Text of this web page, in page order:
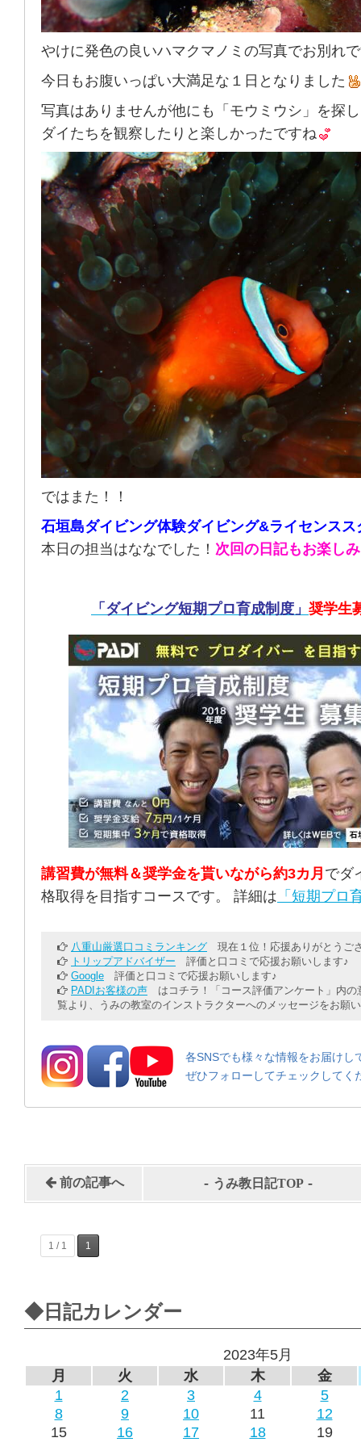
やけに発色の良いハマクマノミの写真でお別れ
今日もお腹いっぱい大満足な１日となりました
写真はありませんが他にも「モウミウシ」を探
ダイたちを観察したりと楽しかったですね
ではまた！！
石垣島ダイビング体験ダイビング&ライセンスス
本日の担当はななでした！ 次回の日記もお楽し
「ダイビング短期プロ育成制度」 奨学生
講習費が無料＆奨学金を貰いながら約3カ月 でダ
格取得を目指すコースです。 詳細は 「短期プロ
八重山厳選口コミランキング 現在１位！応援ありがとうご
トリップアドバイザー 評価と口コミで応援お願いします♪
Google 評価と口コミで応援お願いします♪
PADIお客様の声 はコチラ！「コース評価アンケート」内の
覧より、うみの教室のインストラクターへのメッセージをお願
各SNSでも様々な情報をお届けし
ぜひフォローしてチェックしてく
前の記事へ - うみ教日記TOP -
1 / 1 1
◆日記カレンダー
2023年5月
月
火 水 木
金
1
2 3 4
5
8
9 10 11
12
15
16 17 18 19